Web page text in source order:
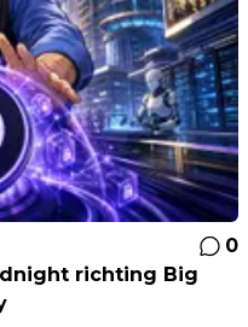
0
richting Big